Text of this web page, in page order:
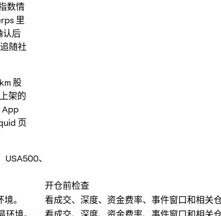
数情
里
认后
随社
km 股
架的
App
页
、
开仓前检查
。
看成交、深度、资金费率、事件窗口和相关